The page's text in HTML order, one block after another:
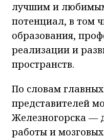
лучшим и
потенциал, в том
образования,
реализации и
пространств.
По словам
представителей
Железногорска —
работы и